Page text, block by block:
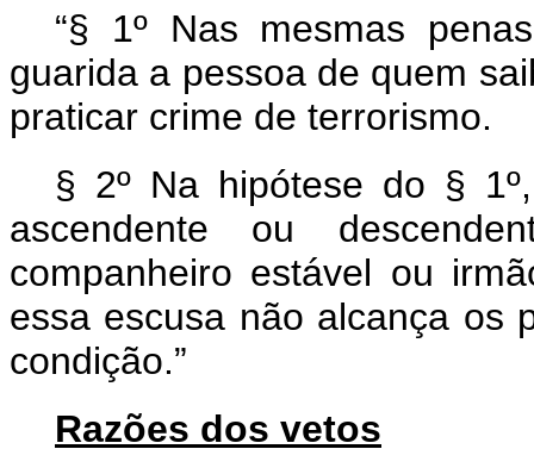
“§ 1º Nas mesmas
guarida a pessoa de quem
praticar crime de terrorismo.
§ 2º Na hipótese do §
ascendente ou
companheiro estável ou
essa escusa não alcança os
condição.”
Razões dos vetos